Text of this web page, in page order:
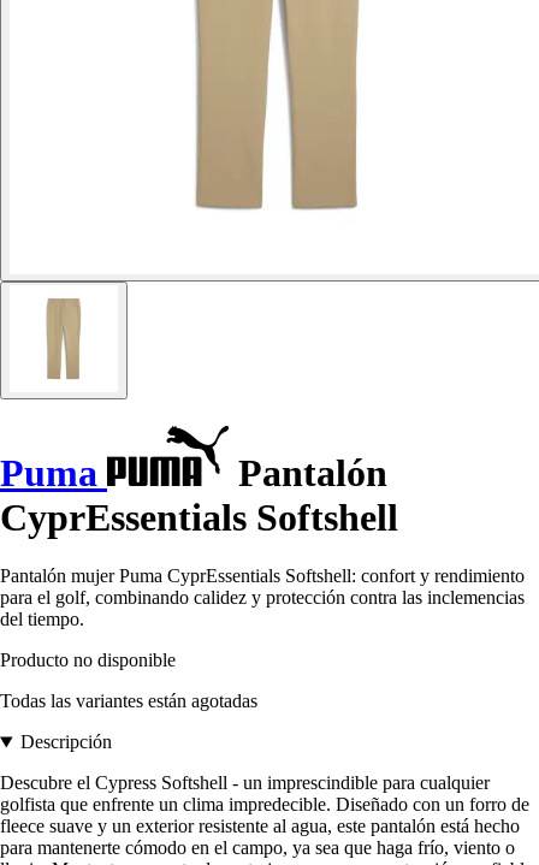
Puma
Pantalón
CyprEssentials Softshell
Pantalón mujer Puma CyprEssentials Softshell: confort y rendimiento
para el golf, combinando calidez y protección contra las inclemencias
del tiempo.
Producto no disponible
Todas las variantes están agotadas
Descripción
Descubre el Cypress Softshell - un imprescindible para cualquier
golfista que enfrente un clima impredecible. Diseñado con un forro de
fleece suave y un exterior resistente al agua, este pantalón está hecho
para mantenerte cómodo en el campo, ya sea que haga frío, viento o